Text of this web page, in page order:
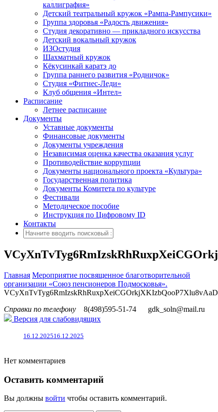
каллиграфия»
Детский театральный кружок «Рампа-Рампусики»
Группа здоровья «Радость движения»
Студия декоративно — прикладного искусства
Детский вокальный кружок
ИЗОстудия
Шахматный кружок
Кёкусинкай каратэ до
Группа раннего развития «Родничок»
Cтудия «Фитнес-Леди»
Клуб общения «Интел»
Расписание
Летнее расписание
Документы
Уставные документы
Финансовые документы
Документы учреждения
Независимая оценка качества оказания услуг
Противодействие коррупции
Документы национального проекта «Культура»
Государственная политика
Документы Комитета по культуре
Фестивали
Методическое пособие
Инструкция по Цифровому ID
Контакты
Главная Мероприятие посвященное благотворительной
организации «Союз пенсионеров Подмосковья».
Справки по телефону
8(498)595-51-74
gdk_soln@mail.ru
Версия для слабовидящих
16.12.202516.12.2025
Нет комментариев
Оставить комментарий
Вы должны войти чтобы оставить комментарий.